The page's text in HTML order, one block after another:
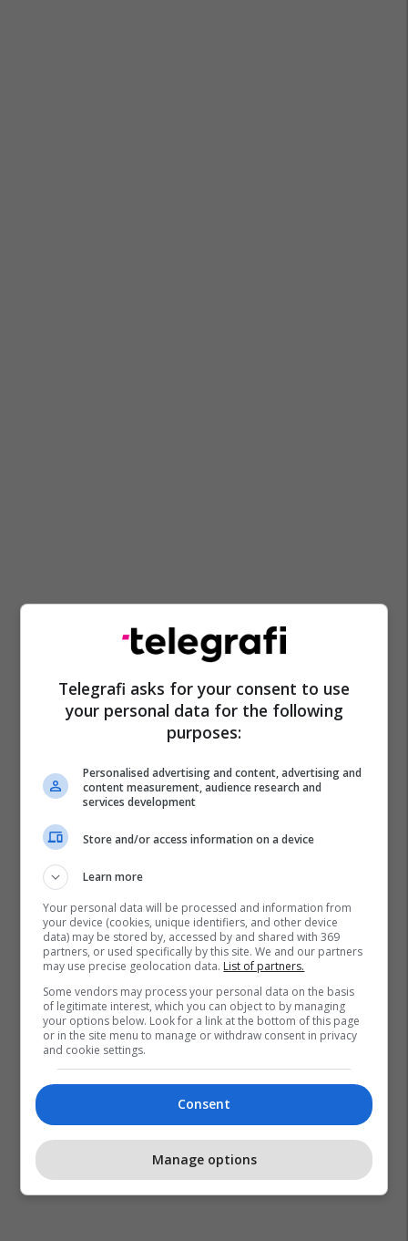
Telegrafi asks for your consent to use
your personal data for the following
purposes:
Personalised advertising and content, advertising and
content measurement, audience research and
services development
Store and/or access information on a device
Learn more
Your personal data will be processed and information from
your device (cookies, unique identifiers, and other device
data) may be stored by, accessed by and shared with 369
partners, or used specifically by this site. We and our partners
may use precise geolocation data. List of partners.
Some vendors may process your personal data on the basis
of legitimate interest, which you can object to by managing
your options below. Look for a link at the bottom of this page
or in the site menu to manage or withdraw consent in privacy
and cookie settings.
Consent
Manage options